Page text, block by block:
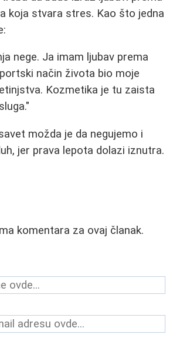
koja stvara stres. Kao što jedna
nege. Ja imam ljubav prema
način života bio moje
Kozmetika je tu zaista
možda je da negujemo i
jer prava lepota dolazi iznutra.
komentara za ovaj članak.